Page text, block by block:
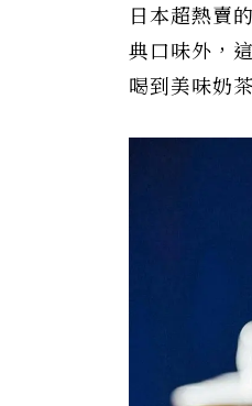
日本超熱賣
典口味外，
喝到美味奶